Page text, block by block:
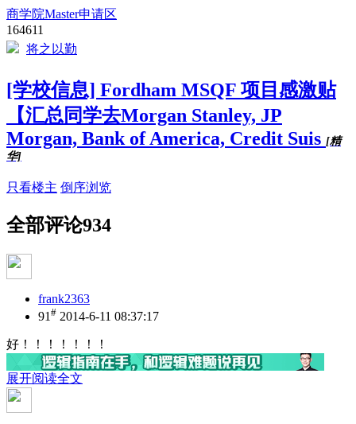
商学院Master申请区
164611
将之以勤
[学校信息] Fordham MSQF 项目感激贴
【汇总同学去Morgan Stanley, JP
Morgan, Bank of America, Credit Suis [精
华]
只看楼主 倒序浏览
全部评论934
frank2363
91 # 2014-6-11 08:37:17
好！！！！！！！
展开阅读全文